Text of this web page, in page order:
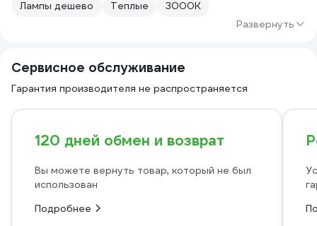
Лампы дешево Теплые
3000К
Развернуть
Сервисное обслуживание
Гарантия производителя не распространяется
120 дней обмен и возврат
Вы можете вернуть товар, который не был
использован
Подробнее